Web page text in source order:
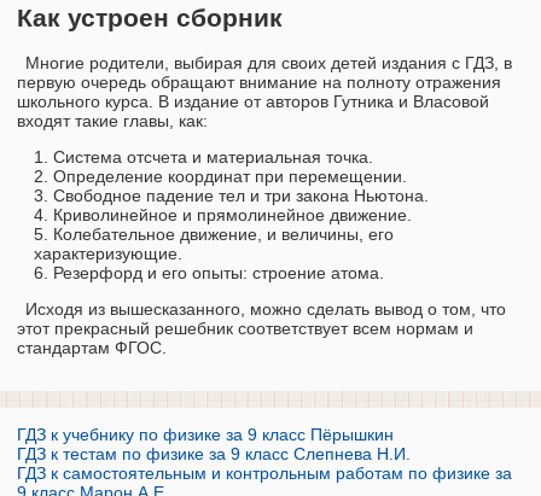
Как устроен сборник
Многие родители, выбирая для своих детей издания с ГДЗ, в
первую очередь обращают внимание на полноту отражения
школьного курса. В издание от авторов Гутника и Власовой
входят такие главы, как:
Система отсчета и материальная точка.
Определение координат при перемещении.
Свободное падение тел и три закона Ньютона.
Криволинейное и прямолинейное движение.
Колебательное движение, и величины, его
характеризующие.
Резерфорд и его опыты: строение атома.
Исходя из вышесказанного, можно сделать вывод о том, что
этот прекрасный решебник соответствует всем нормам и
стандартам ФГОС.
ГДЗ к учебнику по физике за 9 класс Пёрышкин
ГДЗ к тестам по физике за 9 класс Слепнева Н.И.
ГДЗ к самостоятельным и контрольным работам по физике за